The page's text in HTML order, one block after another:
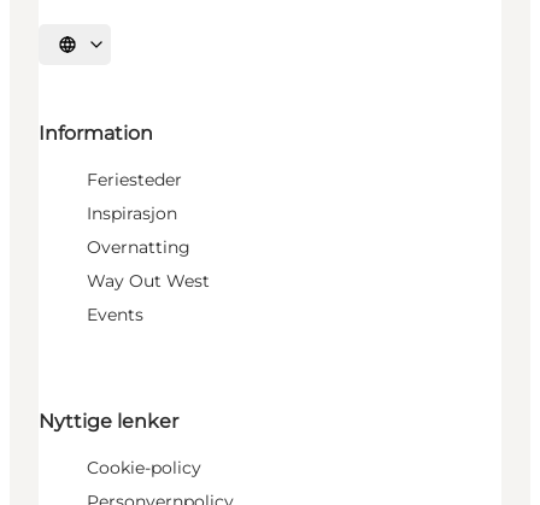
Velg språk
Information
Feriesteder
Inspirasjon
Overnatting
Way Out West
Events
Nyttige lenker
Cookie-policy